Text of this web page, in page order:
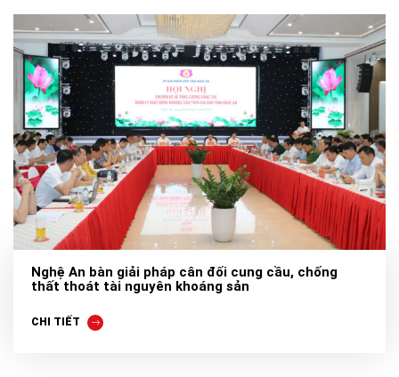
Nghệ An bàn giải pháp cân đối cung cầu, chống
thất thoát tài nguyên khoáng sản
CHI TIẾT